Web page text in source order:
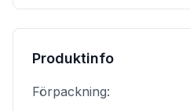
Produktinfo
Förpackning: